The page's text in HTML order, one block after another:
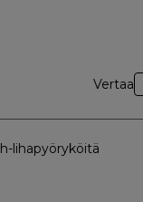
Vertaa
lihapyöryköitä